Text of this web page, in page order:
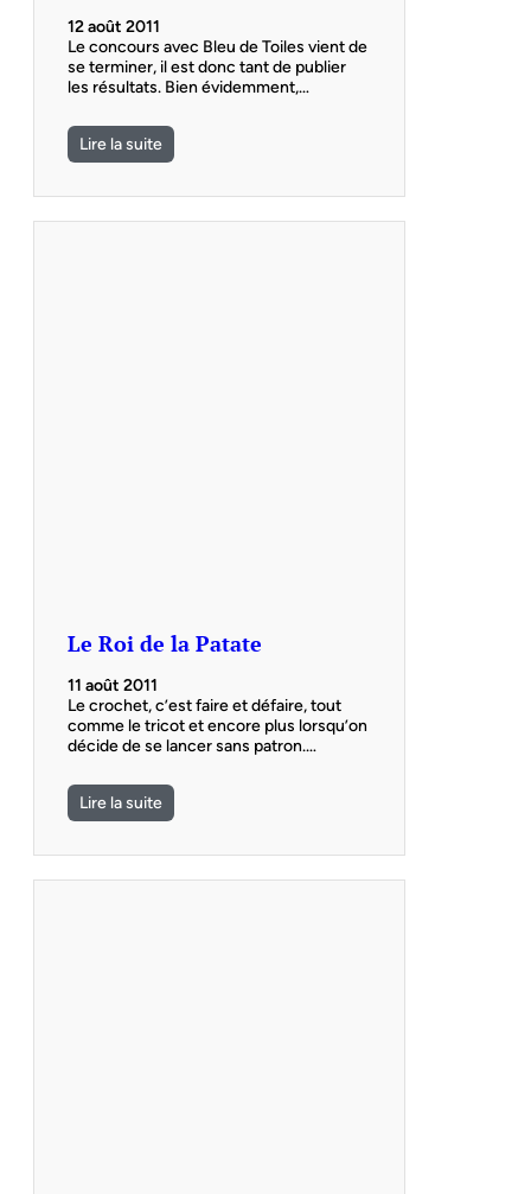
12 août 2011
Le concours avec Bleu de Toiles vient de
se terminer, il est donc tant de publier
les résultats. Bien évidemment,…
Lire la suite
Le Roi de la Patate
11 août 2011
Le crochet, c’est faire et défaire, tout
comme le tricot et encore plus lorsqu’on
décide de se lancer sans patron.…
Lire la suite